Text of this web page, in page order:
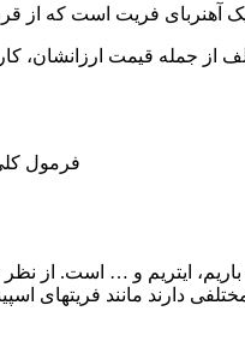
از جمله قیمت ارزانشان،
فرمول
ایتریم و … است. از
دارند مانند